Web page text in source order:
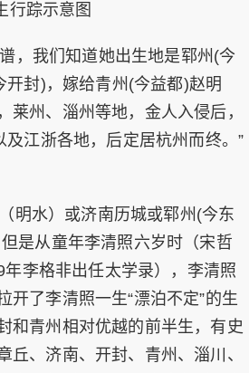
生行踪示意图
，我们知道她出生地是郓州(今
开封)，嫁给青州(今益都)赵明
莱州、淄州等地，金人入侵后，
及江浙各地，后定居杭州而终。”
明水）或济南历城或郓州(今东
是从童年李清照六岁时（宋哲
李格非出任太学录），李清照
开了李清照一生“漂泊不定”的生
和青州相对优越的前半生，有史
丘、济南、开封、青州、淄川、